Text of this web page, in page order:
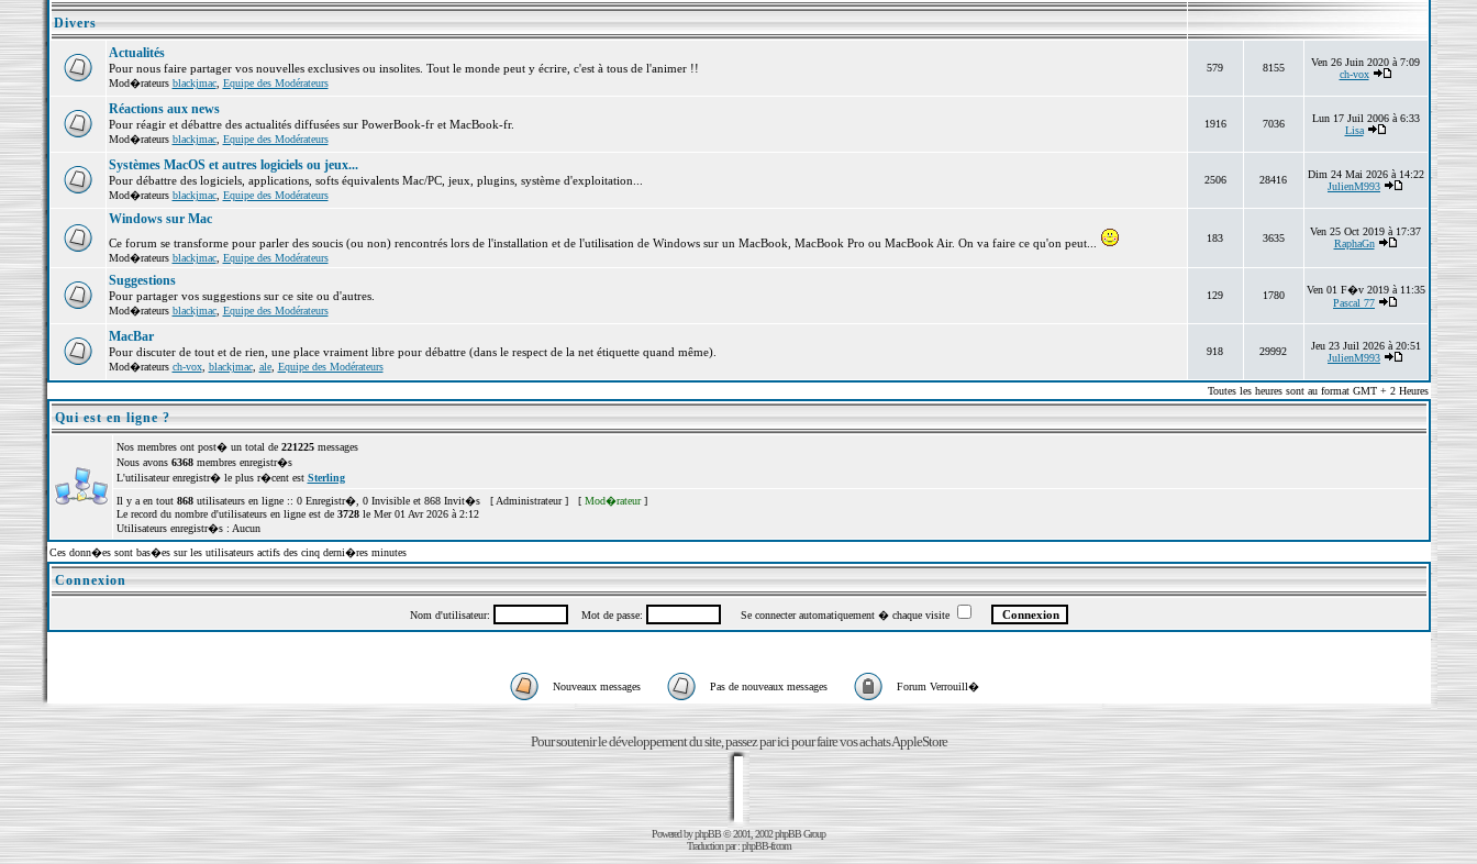
Divers
Actualités
Pour nous faire partager vos nouvelles exclusives ou insolites. Tout le monde peut y écrire, c'est à tous de l'animer !!
Mod�rateurs blackjmac, Equipe des Modérateurs
579 8155
Ven 26 Juin 2020 à 7:09
ch-vox
Réactions aux news
Pour réagir et débattre des actualités diffusées sur PowerBook-fr et MacBook-fr.
Mod�rateurs blackjmac, Equipe des Modérateurs
1916 7036
Lun 17 Juil 2006 à 6:33
Lisa
Systèmes MacOS et autres logiciels ou jeux...
Pour débattre des logiciels, applications, softs équivalents Mac/PC, jeux, plugins, système d'exploitation...
Mod�rateurs blackjmac, Equipe des Modérateurs
2506 28416
Dim 24 Mai 2026 à 14:22
JulienM993
Windows sur Mac
Ce forum se transforme pour parler des soucis (ou non) rencontrés lors de l'installation et de l'utilisation de Windows sur un MacBook, MacBook Pro ou MacBook Air. On va faire ce qu'on peut...
Mod�rateurs blackjmac, Equipe des Modérateurs
183 3635
Ven 25 Oct 2019 à 17:37
RaphaGn
Suggestions
Pour partager vos suggestions sur ce site ou d'autres.
Mod�rateurs blackjmac, Equipe des Modérateurs
129 1780
Ven 01 F�v 2019 à 11:35
Pascal 77
MacBar
Pour discuter de tout et de rien, une place vraiment libre pour débattre (dans le respect de la net étiquette quand même).
Mod�rateurs ch-vox, blackjmac, ale, Equipe des Modérateurs
918 29992
Jeu 23 Juil 2026 à 20:51
JulienM993
Toutes les heures sont au format GMT + 2 Heures
Qui est en ligne ?
Nos membres ont post� un total de 221225messages
Nous avons 6368membres enregistr�s
L'utilisateur enregistr� le plus r�cent est Sterling
Il y a en tout 868utilisateurs en ligne :: 0 Enregistr�, 0 Invisible et 868 Invit�s [ Administrateur] [ Mod�rateur]
Le record du nombre d'utilisateurs en ligne est de 3728le Mer 01 Avr 2026 à 2:12
Utilisateurs enregistr�s : Aucun
Ces donn�es sont bas�es sur les utilisateurs actifs des cinq derni�res minutes
Connexion
Nom d'utilisateur: Mot de passe: Se connecter automatiquement � chaque visite
Nouveaux messages Pas de nouveaux messages Forum Verrouill�
Pour soutenir le développement du site, passez par ici pour faire vos achats AppleStore
Powered byphpBB© 2001, 2002 phpBB Group
Traduction par :phpBB-fr.com